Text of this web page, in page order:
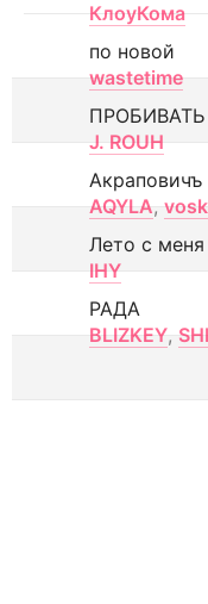
КлоуКома
по новой
wastetime
J. ROUH
Акраповичъ
AQYLA,
Лето с меня
IHY
РАДА
BLIZKEY,